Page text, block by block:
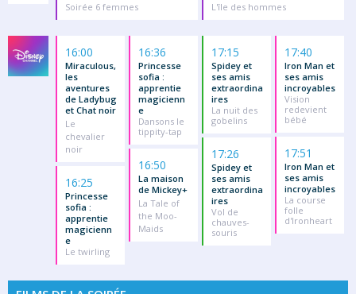
Soirée 6 femmes
L'île des hommes
16:00
Miraculous,
les
aventures
de Ladybug
et Chat noir
Le
chevalier
noir
16:25
Princesse
sofia :
apprentie
magicienn
e
Le twirling
16:36
Princesse
sofia :
apprentie
magicienn
e
Dansons le
tippity-tap
16:50
La maison
de Mickey+
La Tale of
the Moo-
Maids
17:15
Spidey et
ses amis
extraordina
ires
La nuit des
gobelins
17:26
Spidey et
ses amis
extraordina
ires
Vol de
chauves-
souris
17:40
Iron Man et
ses amis
incroyables
Vision
redevient
bébé
17:51
Iron Man et
ses amis
incroyables
La course
folle
d'Ironheart